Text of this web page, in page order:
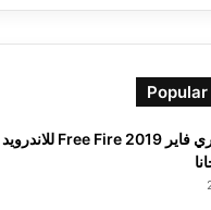
تحميل لعبة فري فاير Free Fire 2019 للاندرويد